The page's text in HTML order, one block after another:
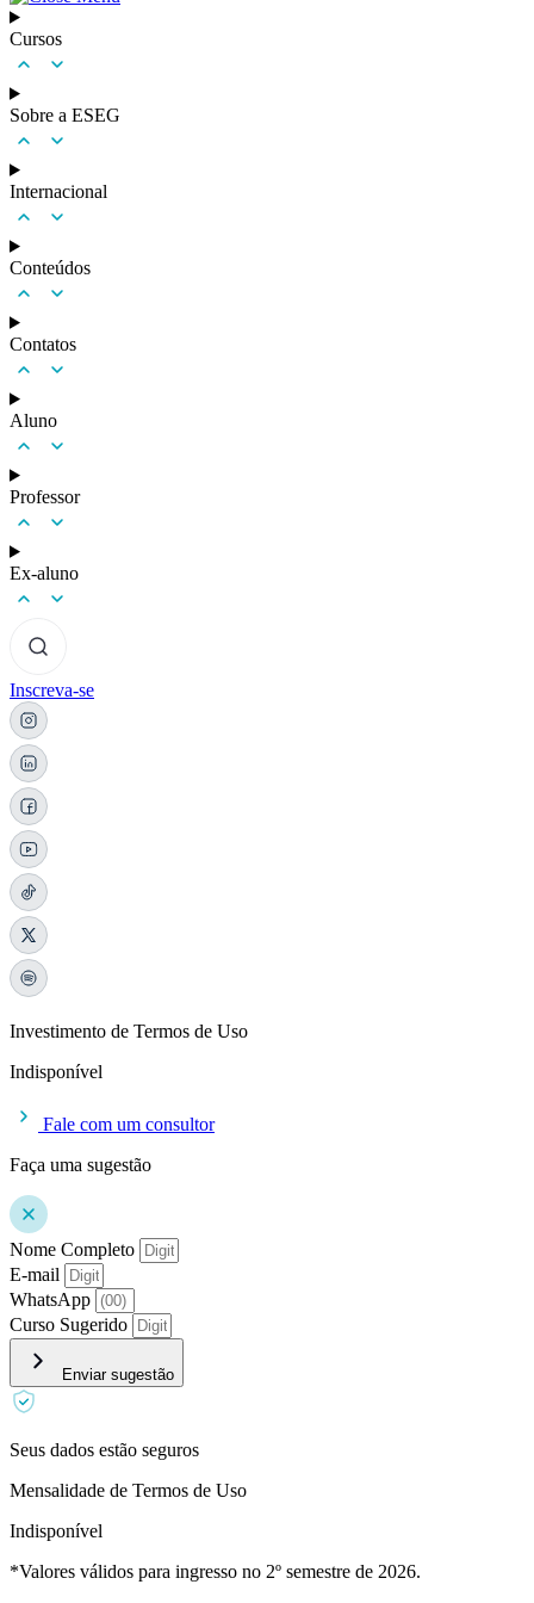
Cursos
Sobre a ESEG
Internacional
Conteúdos
Contatos
Aluno
Professor
Ex-aluno
Inscreva-se
Investimento de Termos de Uso
Indisponível
Fale com um consultor
Faça uma sugestão
Nome Completo
E-mail
WhatsApp
Curso Sugerido
Enviar sugestão
Seus dados estão seguros
Mensalidade de Termos de Uso
Indisponível
*Valores válidos para ingresso no 2º semestre de 2026.